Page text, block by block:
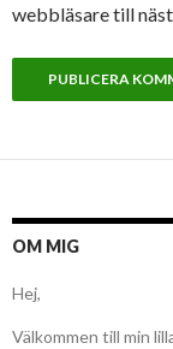
webbläsare till
OM MIG
Hej,
Välkommen till min